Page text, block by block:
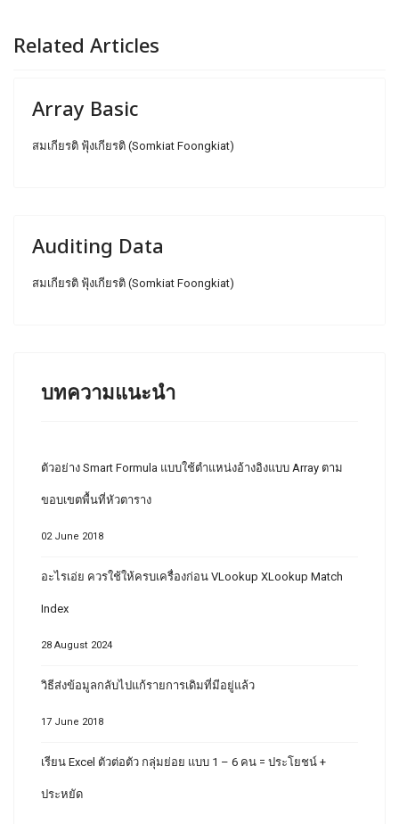
Related Articles
Array Basic
สมเกียรติ ฟุ้งเกียรติ (Somkiat Foongkiat)
Auditing Data
สมเกียรติ ฟุ้งเกียรติ (Somkiat Foongkiat)
บทความแนะนำ
ตัวอย่าง Smart Formula แบบใช้ตำแหน่งอ้างอิงแบบ Array ตาม
ขอบเขตพื้นที่หัวตาราง
02 June 2018
อะไรเอ่ย ควรใช้ให้ครบเครื่องก่อน VLookup XLookup Match
Index
28 August 2024
วิธีส่งข้อมูลกลับไปแก้รายการเดิมที่มีอยู่แล้ว
17 June 2018
เรียน Excel ตัวต่อตัว กลุ่มย่อย แบบ 1 – 6 คน = ประโยชน์ +
ประหยัด